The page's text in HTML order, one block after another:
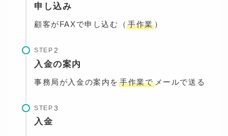
申し込み
顧客がFAXで申し込む（手作業 ）
STEP
入金の案内
事務局が入金の案内を手作業でメールで送る
STEP
入金